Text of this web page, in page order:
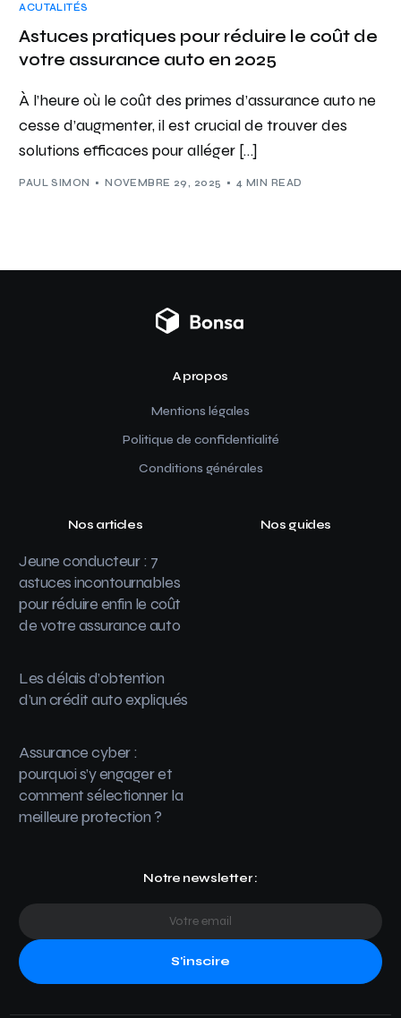
ACUTALITÉS
Astuces pratiques pour réduire le coût de
votre assurance auto en 2025
À l’heure où le coût des primes d’assurance auto ne
cesse d’augmenter, il est crucial de trouver des
solutions efficaces pour alléger […]
PAUL SIMON NOVEMBRE 29, 2025 4 MIN READ
A propos
Mentions légales
Politique de confidentialité
Conditions générales
Nos articles
Jeune conducteur : 7
astuces incontournables
pour réduire enfin le coût
de votre assurance auto
Les délais d’obtention
d’un crédit auto expliqués
Assurance cyber :
pourquoi s’y engager et
comment sélectionner la
meilleure protection ?
Nos guides
Notre newsletter :
S'inscire